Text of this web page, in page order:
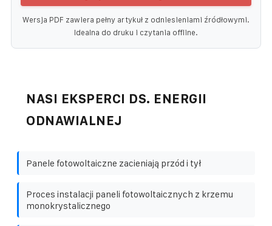
Wersja PDF zawiera pełny artykuł z odniesieniami źródłowymi.
Idealna do druku i czytania offline.
NASI EKSPERCI DS. ENERGII
ODNAWIALNEJ
Panele fotowoltaiczne zacieniają przód i tył
Proces instalacji paneli fotowoltaicznych z krzemu
monokrystalicznego